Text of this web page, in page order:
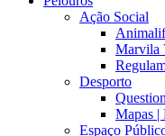
Ação Social
Marvila
Desporto
Mapas |
Espaço